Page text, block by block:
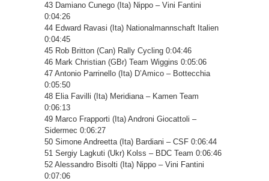
43 Damiano Cunego (Ita) Nippo – Vini Fantini
0:04:26
44 Edward Ravasi (Ita) Nationalmannschaft Italien
0:04:45
45 Rob Britton (Can) Rally Cycling 0:04:46
46 Mark Christian (GBr) Team Wiggins 0:05:06
47 Antonio Parrinello (Ita) D’Amico – Bottecchia
0:05:50
48 Elia Favilli (Ita) Meridiana – Kamen Team
0:06:13
49 Marco Frapporti (Ita) Androni Giocattoli –
Sidermec 0:06:27
50 Simone Andreetta (Ita) Bardiani – CSF 0:06:44
51 Sergiy Lagkuti (Ukr) Kolss – BDC Team 0:06:46
52 Alessandro Bisolti (Ita) Nippo – Vini Fantini
0:07:06